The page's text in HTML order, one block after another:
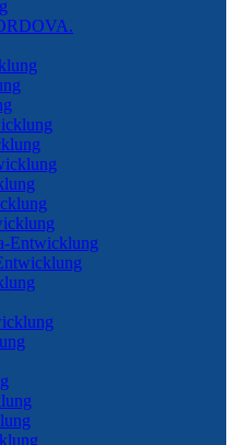
Entwicklung